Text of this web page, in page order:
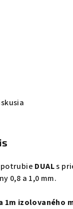
DUALs
0,8 a 1,0 mm.
1m izolovaného